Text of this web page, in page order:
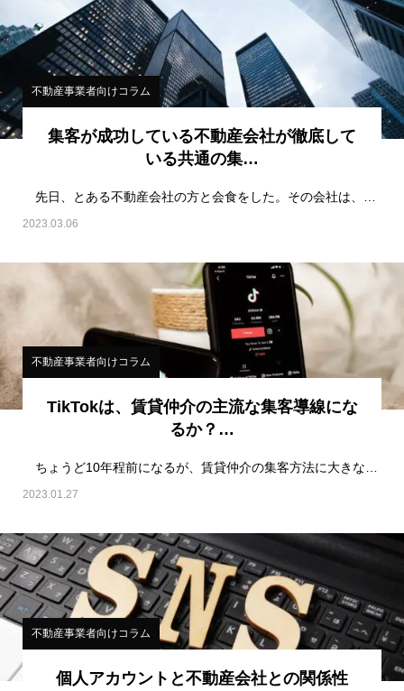
不動産事業者向けコラム
集客が成功している不動産会社が徹底して
いる共通の集…
2023.03.06
不動産事業者向けコラム
TikTokは、賃貸仲介の主流な集客導線にな
るか？…
ちょうど10年程前になるが、賃貸仲介の集客方法に大きな転換点があった。その当時は、大多数の不動産…
2023.01.27
不動産事業者向けコラム
個人アカウントと不動産会社との関係性